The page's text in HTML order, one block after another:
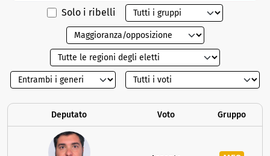
Solo i ribelli
Deputato Voto Gruppo